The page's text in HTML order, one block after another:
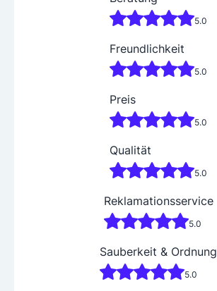
5.0
Freundlichkeit
5.0
Preis
5.0
Qualität
5.0
Reklamationsservice
5.0
Sauberkeit & Ordnung
5.0